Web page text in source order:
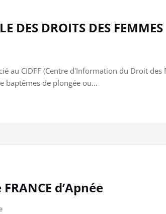
DES DROITS DES FEMMES
au CIDFF (Centre d'Information du Droit des
baptêmes de plongée ou…
d’Apnée